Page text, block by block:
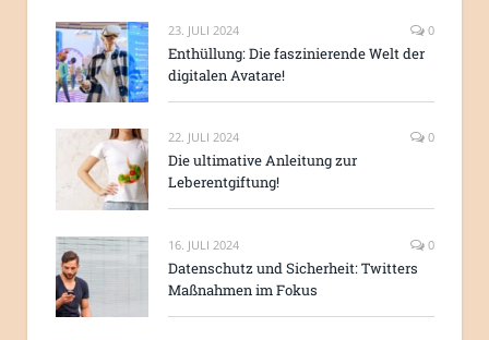
23. JULI 2024 0
Enthüllung: Die faszinierende Welt der
digitalen Avatare!
22. JULI 2024 0
Die ultimative Anleitung zur
Leberentgiftung!
16. JULI 2024 0
Datenschutz und Sicherheit: Twitters
Maßnahmen im Fokus